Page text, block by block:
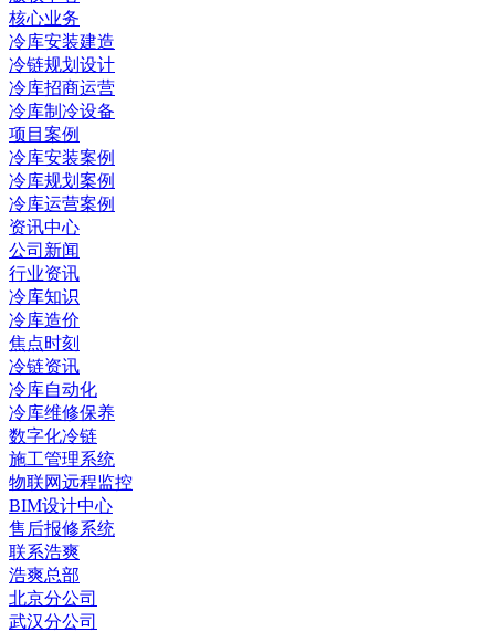
核心业务
冷库安装建造
冷链规划设计
冷库招商运营
冷库制冷设备
项目案例
冷库安装案例
冷库规划案例
冷库运营案例
资讯中心
公司新闻
行业资讯
冷库知识
冷库造价
焦点时刻
冷链资讯
冷库自动化
冷库维修保养
数字化冷链
施工管理系统
物联网远程监控
BIM设计中心
售后报修系统
联系浩爽
浩爽总部
北京分公司
武汉分公司